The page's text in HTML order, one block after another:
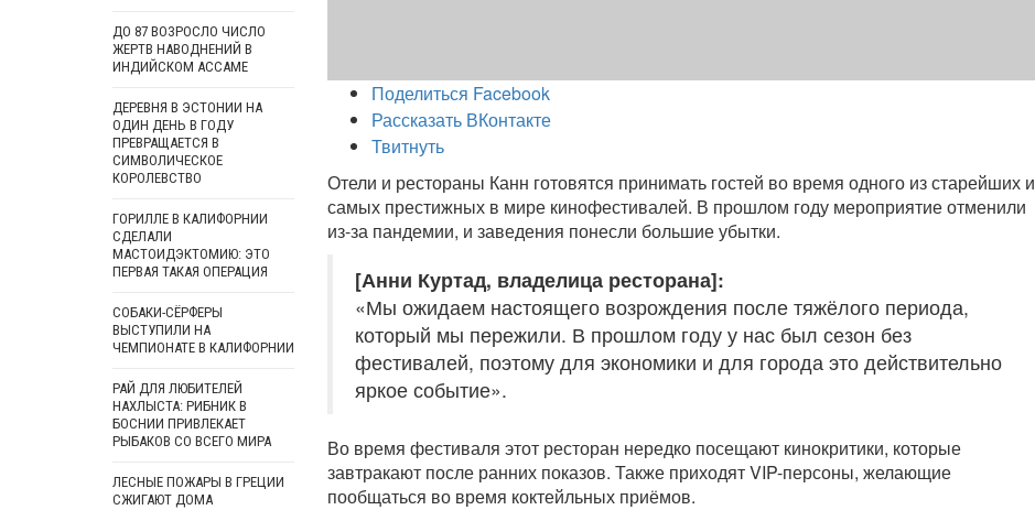
Поделиться Facebook
Рассказать ВКонтакте
Твитнуть
Отели и рестораны Канн готовятся принимать гостей во время одного из старейших и
самых престижных в мире кинофестивалей. В прошлом году мероприятие отменили
из-за пандемии, и заведения понесли большие убытки.
[Анни Куртад, владелица ресторана]:
«Мы ожидаем настоящего возрождения после тяжёлого периода,
который мы пережили. В прошлом году у нас был сезон без
фестивалей, поэтому для экономики и для города это действительно
яркое событие».
Во время фестиваля этот ресторан нередко посещают кинокритики, которые
завтракают после ранних показов. Также приходят VIP-персоны, желающие
пообщаться во время коктейльных приёмов.
ДО 87 ВОЗРОСЛО ЧИСЛО
ЖЕРТВ НАВОДНЕНИЙ В
ИНДИЙСКОМ АССАМЕ
ДЕРЕВНЯ В ЭСТОНИИ НА
ОДИН ДЕНЬ В ГОДУ
ПРЕВРАЩАЕТСЯ В
СИМВОЛИЧЕСКОЕ
КОРОЛЕВСТВО
ГОРИЛЛЕ В КАЛИФОРНИИ
СДЕЛАЛИ
МАСТОИДЭКТОМИЮ: ЭТО
ПЕРВАЯ ТАКАЯ ОПЕРАЦИЯ
СОБАКИ-СЁРФЕРЫ
ВЫСТУПИЛИ НА
ЧЕМПИОНАТЕ В КАЛИФОРНИИ
РАЙ ДЛЯ ЛЮБИТЕЛЕЙ
НАХЛЫСТА: РИБНИК В
БОСНИИ ПРИВЛЕКАЕТ
РЫБАКОВ СО ВСЕГО МИРА
ЛЕСНЫЕ ПОЖАРЫ В ГРЕЦИИ
СЖИГАЮТ ДОМА